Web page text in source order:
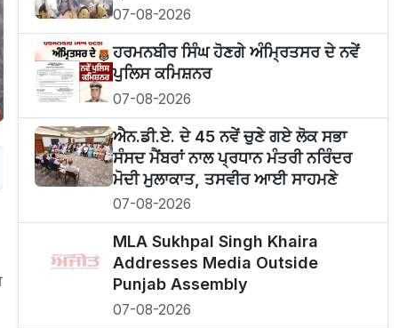
07-08-2026
ਹਰਮਨਬੀਰ ਸਿੰਘ ਹੋਣਗੇ ਅੰਮ੍ਰਿਤਸਰ ਦੇ ਨਵੇਂ
ਪੁਲਿਸ ਕਮਿਸ਼ਨਰ
07-08-2026
ਐਨ.ਡੀ.ਏ. ਦੇ 45 ਨਵੇਂ ਚੁਣੇ ਗਏ ਲੋਕ ਸਭਾ
ਸੰਸਦ ਮੈਂਬਰਾਂ ਨਾਲ ਪ੍ਰਧਾਨ ਮੰਤਰੀ ਨਰਿੰਦਰ
ਮੋਦੀ ਮੁਲਾਕਾਤ, ਤਸਵੀਰ ਆਈ ਸਾਹਮਣੇ
07-08-2026
MLA Sukhpal Singh Khaira
Addresses Media Outside
Punjab Assembly
07-08-2026